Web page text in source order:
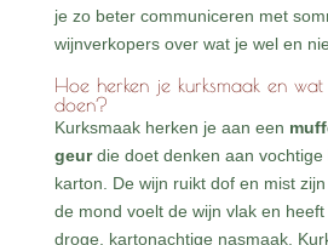
je zo beter communiceren met
wijnverkopers over wat je wel en
Hoe herken je kurksmaak en
doen?
Kurksmaak herken je aan een
geurdie doet denken aan vochtige
karton. De wijn ruikt dof en mist
de mond voelt de wijn vlak en heeft
droge, kartonachtige nasmaak.